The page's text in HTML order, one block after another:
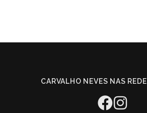
CARVALHO NEVES NAS